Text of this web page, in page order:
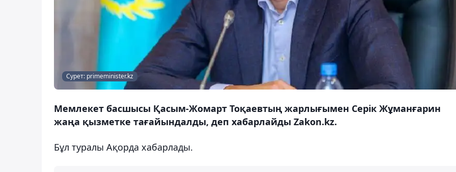
Сурет: primeminister.kz
Мемлекет басшысы Қасым-Жомарт Тоқаевтың жарлығымен Серік Жұманғарин
жаңа қызметке тағайындалды, деп хабарлайды Zakon.kz.
Бұл туралы Ақорда хабарлады.